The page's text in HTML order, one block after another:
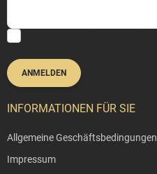
ANMELDEN
INFORMATIONEN FÜR SIE
Allgemeine Geschäftsbedingungen
Impressum